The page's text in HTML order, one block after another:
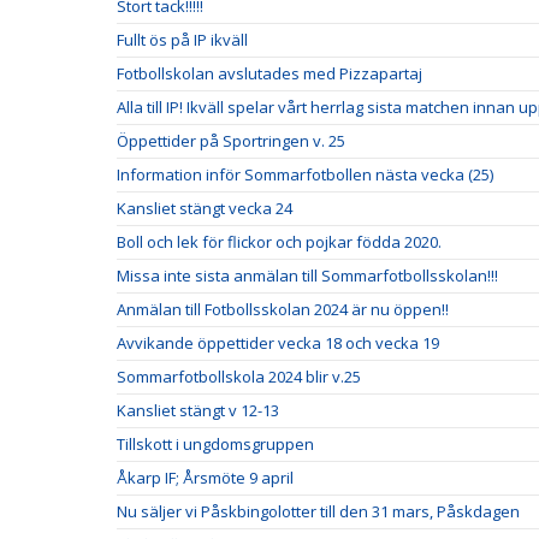
Stort tack!!!!!
Fullt ös på IP ikväll
Fotbollskolan avslutades med Pizzapartaj
Alla till IP! Ikväll spelar vårt herrlag sista matchen innan
Öppettider på Sportringen v. 25
Information inför Sommarfotbollen nästa vecka (25)
Kansliet stängt vecka 24
Boll och lek för flickor och pojkar födda 2020.
Missa inte sista anmälan till Sommarfotbollsskolan!!!
Anmälan till Fotbollsskolan 2024 är nu öppen!!
Avvikande öppettider vecka 18 och vecka 19
Sommarfotbollskola 2024 blir v.25
Kansliet stängt v 12-13
Tillskott i ungdomsgruppen
Åkarp IF; Årsmöte 9 april
Nu säljer vi Påskbingolotter till den 31 mars, Påskdagen